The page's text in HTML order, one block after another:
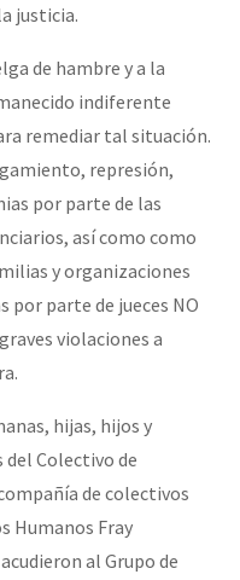
justicia.
de hambre y a la
indiferente
remediar tal situación.
represión,
por parte de las
así como como
y organizaciones
por parte de jueces NO
violaciones a
hijas, hijos y
Colectivo de
de colectivos
Humanos Fray
al Grupo de